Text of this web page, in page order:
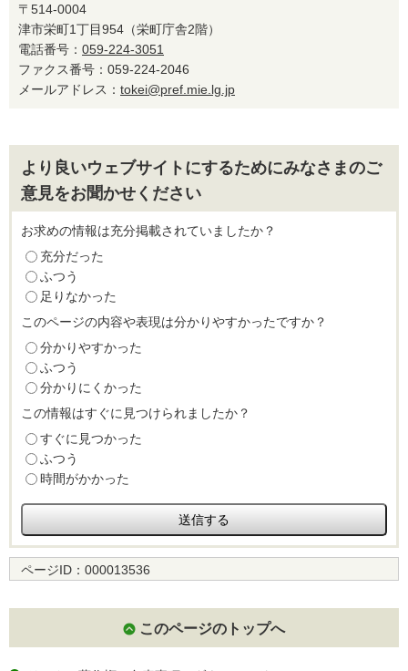
〒514-0004
津市栄町1丁目954（栄町庁舎2階）
電話番号： 059-224-3051
ファクス番号：059-224-2046
メールアドレス： tokei@pref.mie.lg.jp
より良いウェブサイトにするためにみなさまのご
意見をお聞かせください
お求めの情報は充分掲載されていましたか？
充分だった
ふつう
足りなかった
このページの内容や表現は分かりやすかったですか？
分かりやすかった
ふつう
分かりにくかった
この情報はすぐに見つけられましたか？
すぐに見つかった
ふつう
時間がかかった
ページID： 000013536
このページのトップへ